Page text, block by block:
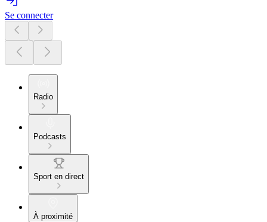
Se connecter
Radio
Podcasts
Sport en direct
À proximité